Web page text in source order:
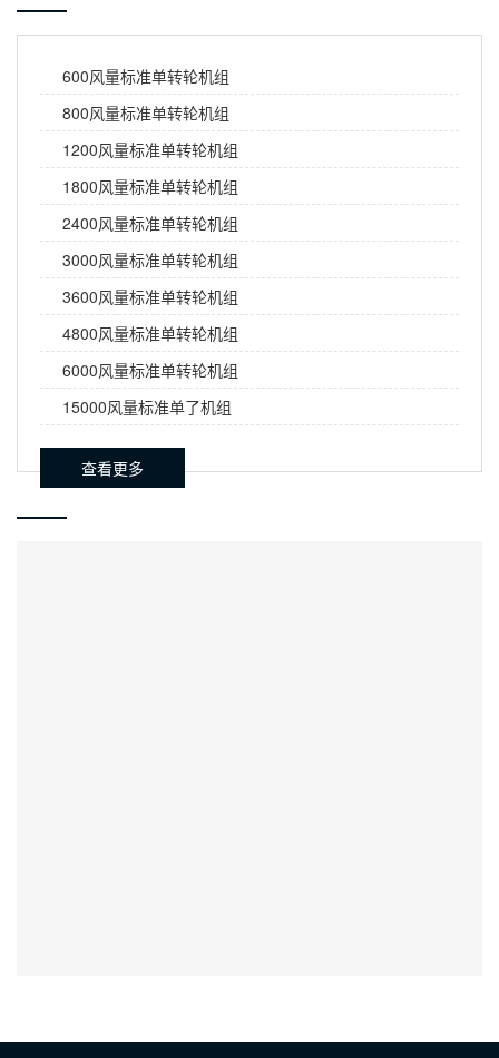
600风量标准单转轮机组
800风量标准单转轮机组
1200风量标准单转轮机组
1800风量标准单转轮机组
2400风量标准单转轮机组
3000风量标准单转轮机组
3600风量标准单转轮机组
4800风量标准单转轮机组
6000风量标准单转轮机组
15000风量标准单了机组
查看更多